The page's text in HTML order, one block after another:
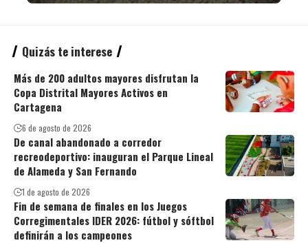
Quizás te interese
Más de 200 adultos mayores disfrutan la
Copa Distrital Mayores Activos en
Cartagena
6 de agosto de 2026
De canal abandonado a corredor
recreodeportivo: inauguran el Parque Lineal
de Alameda y San Fernando
1 de agosto de 2026
Fin de semana de finales en los Juegos
Corregimentales IDER 2026: fútbol y sóftbol
definirán a los campeones